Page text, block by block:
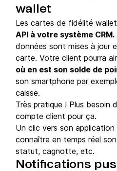
wallet
Les cartes de fidélité
API à votre système CRM.
données sont mises à jour
carte. Votre client pourra
où en est son solde de
son smartphone par
caisse.
Très pratique ! Plus besoin
compte client pour ça.
Un clic vers son
connaître en temps réel
statut, cagnotte, etc.
Notifications